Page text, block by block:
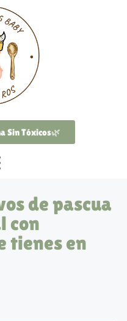
Sin Tóxicos🌿
de pascua
con
tienes en